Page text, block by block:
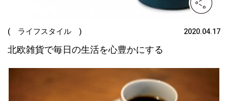
( ライフスタイル ) 2020.04.17
北欧雑貨で毎日の生活を心豊かにする